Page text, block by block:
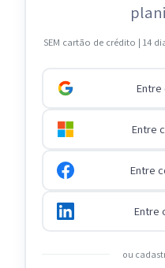
SEM cartão de crédito | 14
Entre
Entre
Entre
Entre
ou